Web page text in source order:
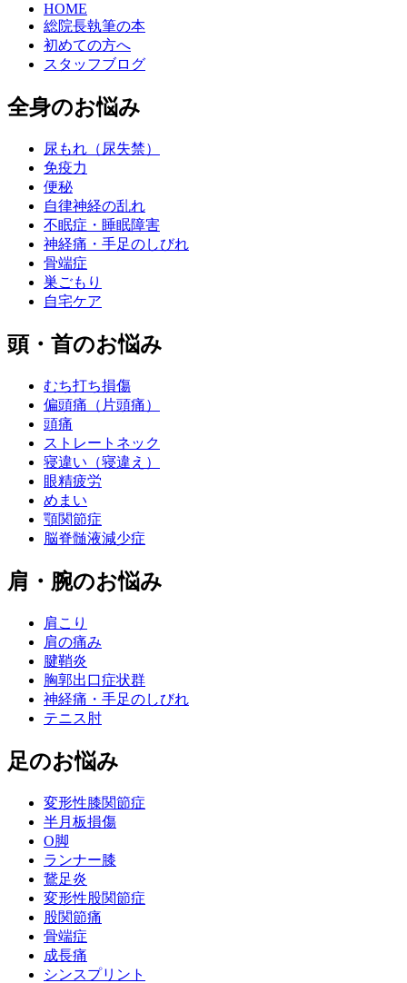
HOME
総院長執筆の本
初めての方へ
スタッフブログ
全身のお悩み
尿もれ（尿失禁）
免疫力
便秘
自律神経の乱れ
不眠症・睡眠障害
神経痛・手足のしびれ
骨端症
巣ごもり
自宅ケア
頭・首のお悩み
むち打ち損傷
偏頭痛（片頭痛）
頭痛
ストレートネック
寝違い（寝違え）
眼精疲労
めまい
顎関節症
脳脊髄液減少症
肩・腕のお悩み
肩こり
肩の痛み
腱鞘炎
胸郭出口症状群
神経痛・手足のしびれ
テニス肘
足のお悩み
変形性膝関節症
半月板損傷
O脚
ランナー膝
鵞足炎
変形性股関節症
股関節痛
骨端症
成長痛
シンスプリント